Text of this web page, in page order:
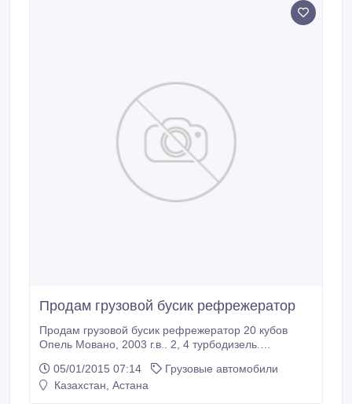
Продам грузовой бусик рефрежератор
Продам грузовой бусик рефрежератор 20 кубов
Опель Мовано, 2003 г.в.. 2, 4 турбодизель.
05/01/2015 07:14
Грузовые автомобили
Казахстан, Астана